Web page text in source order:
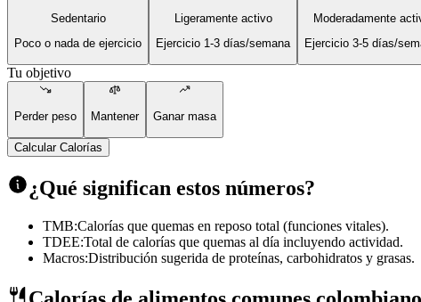
Sedentario
Poco o nada de ejercicio
Ligeramente activo
Ejercicio 1-3 días/semana
Moderadamente
Ejercicio 3-5 días/
Tu objetivo
Perder peso Mantener Ganar masa
Calcular Calorías
¿Qué significan estos números?
TMB:Calorías que quemas en reposo total (funciones vitales).
TDEE:Total de calorías que quemas al día incluyendo actividad.
Macros:Distribución sugerida de proteínas, carbohidratos y grasas.